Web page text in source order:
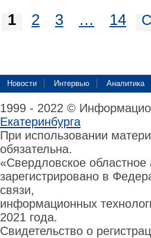
1 2 3 … 14
Новости Интервью Аналитика
1999 - 2022 ©
Екатеринбурга
При использовании
обязательна.
«Свердловское
зарегистрировано в
связи,
информационных
2021 года.
Свидетельство о